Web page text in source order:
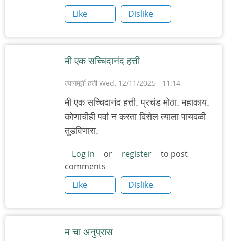
Like
Dislike
मी एक सच्चिदानंद हत्ती
त्यागमूर्ती हत्ती Wed, 12/11/2025 - 11:14
मी एक सच्चिदानंद हत्ती. प्रचंड मोठा. महाकाय.
कोणाचीही पर्वा न करता दिसेल त्याला पायदळी
तुडविणारा.
Log in or register
to post
comments
Like
Dislike
म चा अनुप्रास